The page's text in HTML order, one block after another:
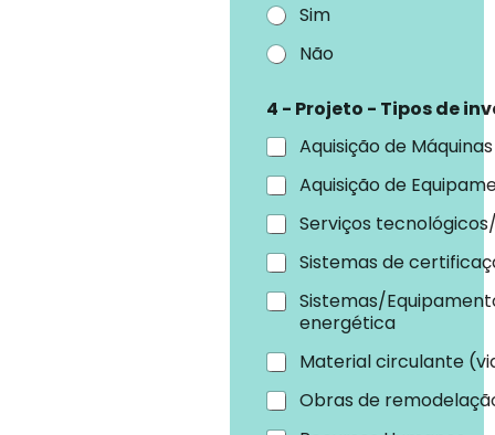
Sim
Não
4 - Projeto - Tipos de
Aquisição de
Aquisição de
Serviços
Sistemas de
Sistemas/
energética
Material circulante
Obras de